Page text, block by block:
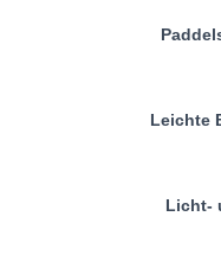
Leichte
Licht-